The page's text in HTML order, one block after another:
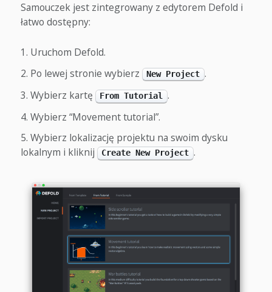
Samouczek jest zintegrowany z edytorem Defold i
łatwo dostępny:
Uruchom Defold.
Po lewej stronie wybierz
New Project .
Wybierz kartę
From Tutorial
.
Wybierz “Movement tutorial”.
Wybierz lokalizację projektu na swoim dysku
lokalnym i kliknij
Create New Project .